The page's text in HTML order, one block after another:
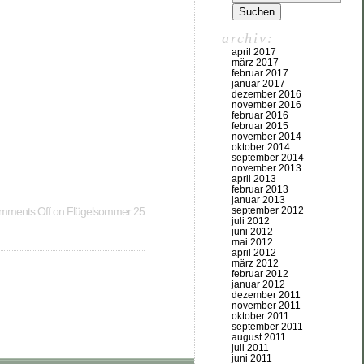
Offon Flügelsommer 25
archiv:
april 2017
märz 2017
februar 2017
januar 2017
dezember 2016
november 2016
februar 2016
februar 2015
november 2014
oktober 2014
september 2014
november 2013
april 2013
februar 2013
januar 2013
september 2012
juli 2012
juni 2012
mai 2012
april 2012
märz 2012
februar 2012
januar 2012
dezember 2011
november 2011
oktober 2011
september 2011
august 2011
juli 2011
juni 2011